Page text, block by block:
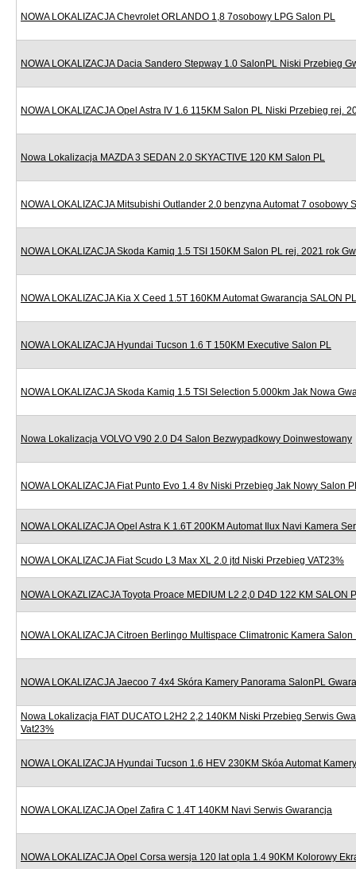
NOWA LOKALIZACJA Chevrolet ORLANDO 1,8 7osobowy LPG Salon PL
NOWA LOKALIZACJA Dacia Sandero Stepway 1.0 SalonPL Niski Przebieg
NOWA LOKALIZACJA Opel Astra IV 1.6 115KM Salon PL Niski Przebieg rej.
Nowa Lokalizacja MAZDA 3 SEDAN 2.0 SKYACTIVE 120 KM Salon PL
NOWA LOKALIZACJA Mitsubishi Outlander 2.0 benzyna Automat 7 osobowy
NOWA LOKALIZACJA Skoda Kamiq 1.5 TSI 150KM Salon PL rej. 2021 rok
NOWA LOKALIZACJA Kia X Ceed 1.5T 160KM Automat Gwarancja SALON PL
NOWA LOKALIZACJA Hyundai Tucson 1.6 T 150KM Executive Salon PL
NOWA LOKALIZACJA Skoda Kamiq 1.5 TSI Selection 5.000km Jak Nowa
Nowa Lokalizacja VOLVO V90 2.0 D4 Salon Bezwypadkowy Doinwestowany
NOWA LOKALIZACJA Fiat Punto Evo 1.4 8v Niski Przebieg Jak Nowy Salon
NOWA LOKALIZACJA Opel Astra K 1.6T 200KM Automat Ilux Navi Kamera
NOWA LOKALIZACJA Fiat Scudo L3 Max XL 2.0 jtd Niski Przebieg VAT23%
NOWA LOKAZLIZACJA Toyota Proace MEDIUM L2 2,0 D4D 122 KM SALON
NOWA LOKALIZACJA Citroen Berlingo Multispace Climatronic Kamera Salon
NOWA LOKALIZACJA Jaecoo 7 4x4 Skóra Kamery Panorama SalonPL
Nowa Lokalizacja FIAT DUCATO L2H2 2,2 140KM Niski Przebieg Serwis
Vat23%
NOWA LOKALIZACJA Hyundai Tucson 1.6 HEV 230KM Skóa Automat
NOWA LOKALIZACJA Opel Zafira C 1.4T 140KM Navi Serwis Gwarancja
NOWA LOKALIZACJA Opel Corsa wersja 120 lat opla 1.4 90KM Kolorowy